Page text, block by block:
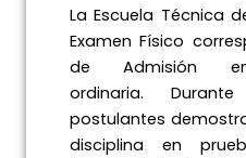
La Escuela Técnica
Examen Físico
de Admisión
ordinaria.
postulantes
disciplina en